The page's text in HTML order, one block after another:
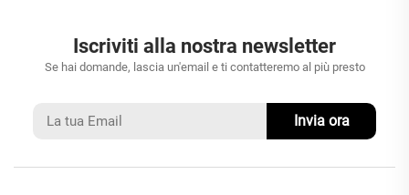
Iscriviti alla nostra newsletter
Se hai domande, lascia un'email e ti contatteremo al più presto
Invia ora